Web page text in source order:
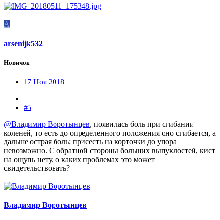
A
arsenijk532
Новичок
17 Ноя 2018
#5
@Владимир Воротынцев, появилась боль при сгибании
коленей, то есть до определенного положения оно сгибается, а
дальше острая боль; присесть на корточки до упора
невозможно. С обратной стороны больших выпуклостей, кист
на ощупь нету. о каких проблемах это может
свидетельствовать?
Владимир Воротынцев